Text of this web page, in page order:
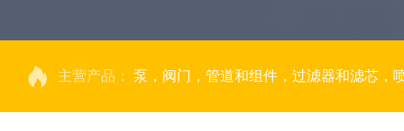
主营产品： 泵，阀门，管道和组件，过滤器和滤芯，